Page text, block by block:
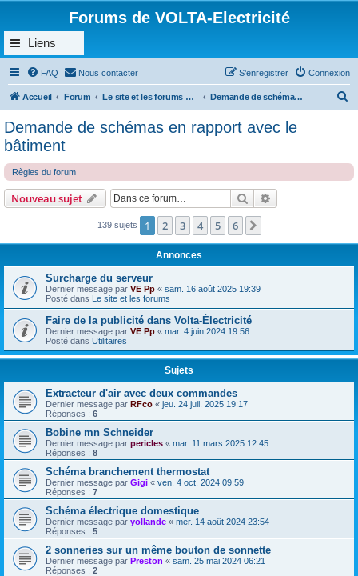
Forums de VOLTA-Electricité
Liens
FAQ Nous contacter Connexion
S’enregistrer
Accueil Forum Le site et les forums de VOLTA-Électricité Demande de schémas en rapport avec le bâtiment
r
Demande de schémas en rapport avec le
bâtiment
Règles du forum
Nouveau sujet Rechercher
139 sujets 1 2 3 4 5 6
Annonces
Surcharge du serveur
Dernier message par VE Pp « sam. 16 août 2025 19:39
Posté dans Le site et les forums
Faire de la publicité dans Volta-Électricité
Dernier message par VE Pp « mar. 4 juin 2024 19:56
Posté dans Utilitaires
Sujets
Extracteur d'air avec deux commandes
Dernier message par RFco « jeu. 24 juil. 2025 19:17
Réponses : 6
Bobine mn Schneider
Dernier message par pericles « mar. 11 mars 2025 12:45
Réponses : 8
Schéma branchement thermostat
Dernier message par Gigi « ven. 4 oct. 2024 09:59
Réponses : 7
Schéma électrique domestique
Dernier message par yollande « mer. 14 août 2024 23:54
Réponses : 5
2 sonneries sur un même bouton de sonnette
Dernier message par Preston « sam. 25 mai 2024 06:21
Réponses : 2